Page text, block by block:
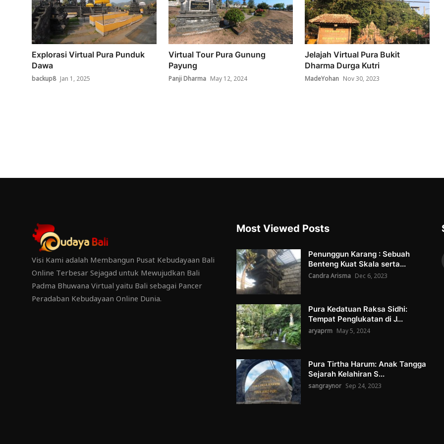
Explorasi Virtual Pura Punduk
Dawa
backup8 Jan 1, 2025
Virtual Tour Pura Gunung
Payung
Panji Dharma May 12, 2024
Jelajah Virtual Pura Bukit
Dharma Durga Kutri
MadeYohan Nov 30, 2023
Visi Kami adalah Membangun Pusat Kebudayaan Bali
Online Terbesar Sejagad untuk Mewujudkan Bali
Padma Bhuwana Virtual yaitu Bali sebagai Pancer
Peradaban Kebudayaan Online Dunia.
Most Viewed Posts
Penunggun Karang : Sebuah
Benteng Kuat Skala serta...
Candra Arisma Dec 6, 2023
Pura Kedatuan Raksa Sidhi:
Tempat Penglukatan di J...
aryaprm May 5, 2024
Pura Tirtha Harum: Anak Tangga
Sejarah Kelahiran S...
sangraynor Sep 24, 2023